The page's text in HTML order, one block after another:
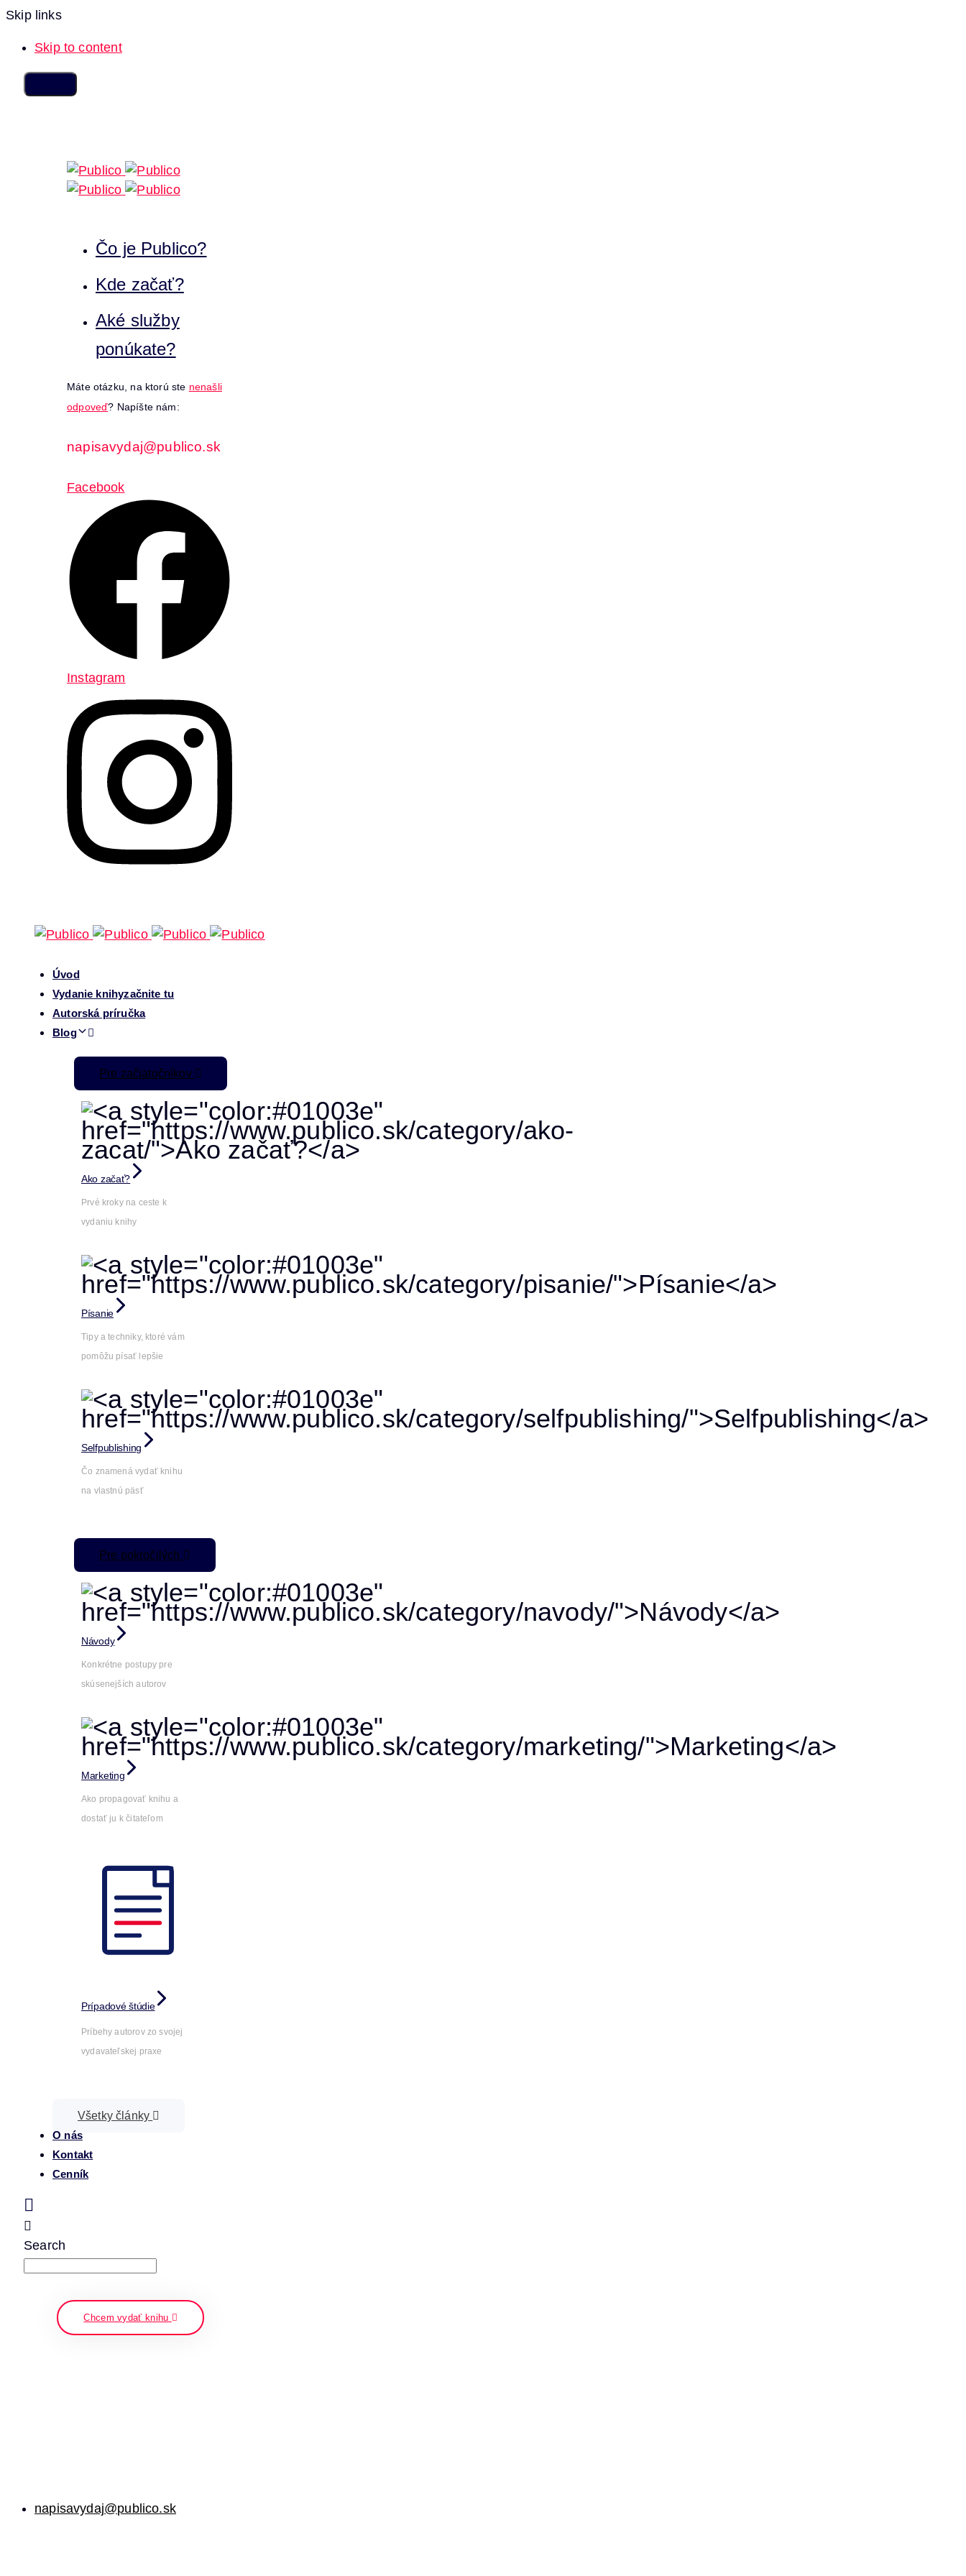
Skip links
Skip to content
Čo je Publico?
Kde začať?
Aké služby
ponúkate?
Máte otázku, na ktorú ste nenašli
odpoveď? Napíšte nám:
napisavydaj@publico.sk
Facebook
Instagram
Úvod
Vydanie knihyzačnite tu
Autorská príručka
Blog
Pre začiatočníkov
Ako začať?
Prvé kroky na ceste k
vydaniu knihy
Písanie
Tipy a techniky, ktoré vám
pomôžu písať lepšie
Selfpublishing
Čo znamená vydať knihu
na vlastnú päsť
Pre pokročilých
Návody
Konkrétne postupy pre
skúsenejších autorov
Marketing
Ako propagovať knihu a
dostať ju k čitateľom
Prípadové štúdie
Príbehy autorov zo svojej
vydavateľskej praxe
Všetky články
O nás
Kontakt
Cenník
Search
Chcem vydať knihu
napisavydaj@publico.sk